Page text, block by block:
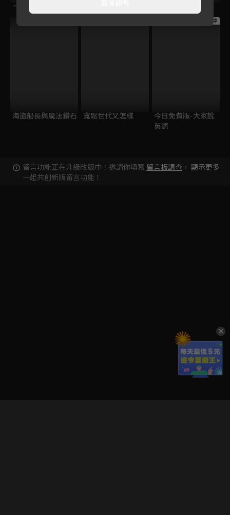
一半天堂
海盜船長與魔法鑽石 寬鬆世代又怎樣
跟播中
今日免費版-大家說
英語
留言功能正在升級改版中！邀請你填寫 留言板調查 ，
一起共創新版留言功能！
顯示更多